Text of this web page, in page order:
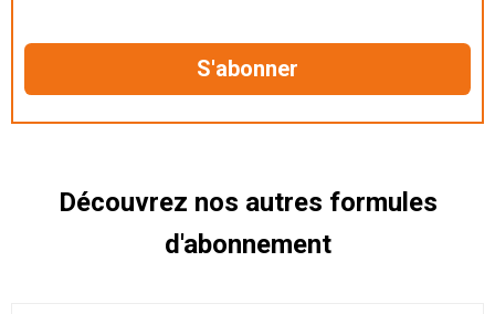
Le magazine TelQuel en numérique avant la sortie
Des informations confidentielles résérvées aux
Découvrez nos autres formules
d'abonnement